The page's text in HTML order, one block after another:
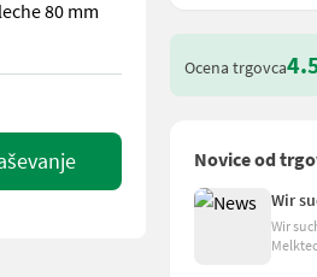
80 mm
hydr. Klappung
Ocena trgovca
Novice od
Wir
Wir